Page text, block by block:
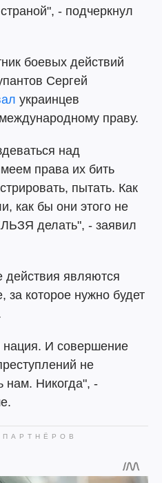
- подчеркнул
боевых действий
Сергей
украинцев
праву.
над
права их бить
пытать. Как
как бы они этого не
делать", - заявил
действия являются
за которое нужно будет
И совершение
не
нам. Никогда", -